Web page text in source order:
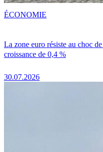
La zone euro résiste au choc
croissance de 0,4 %
30.07.2026
ÉCONOMIE